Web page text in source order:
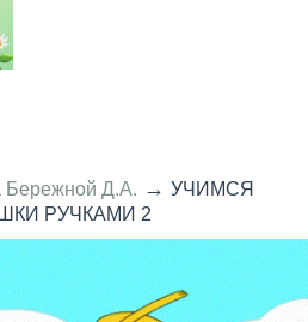
Бережной Д.А. → УЧИМСЯ
РУЧКАМИ 2